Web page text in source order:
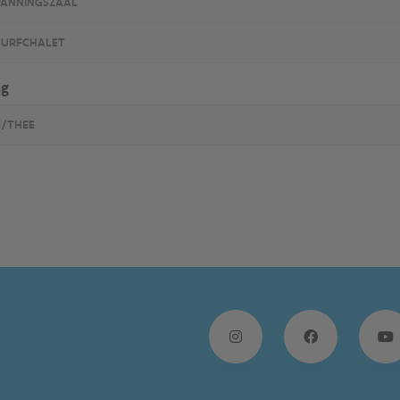
THEE